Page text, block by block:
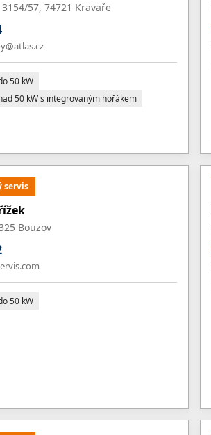
57, 74721 Kravaře
50 kW
50 kW s integrovaným hořákem
servis
Bouzov
50 kW